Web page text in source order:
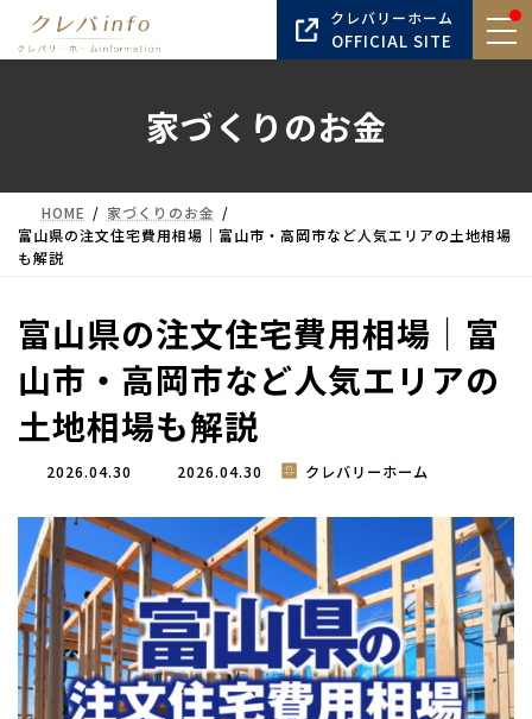
テ
キ
ゲ
に
クレバリーホーム
OFFICIAL SITE
家づくりのお金
HOME
家づくりのお金
富山県の注文住宅費用相場｜富山市・高岡市など人気エリアの土地相場
も解説
富山県の注文住宅費用相場｜富
山市・高岡市など人気エリアの
土地相場も解説
2026.04.30
最
更
日
時
:
2026.04.30 クレバリーホーム